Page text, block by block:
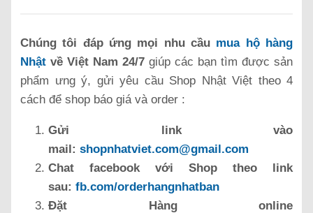
Chúng tôi đáp ứng mọi nhu cầu mua hộ hàng
Nhật về Việt Nam 24/7 giúp các bạn tìm được sản
phẩm ưng ý, gửi yêu cầu Shop Nhật Việt theo 4
cách để shop báo giá và order :
Gửi link vào
mail: shopnhatviet.com@gmail.com
Chat facebook với Shop theo link
sau: fb.com/orderhangnhatban
Đặt Hàng online